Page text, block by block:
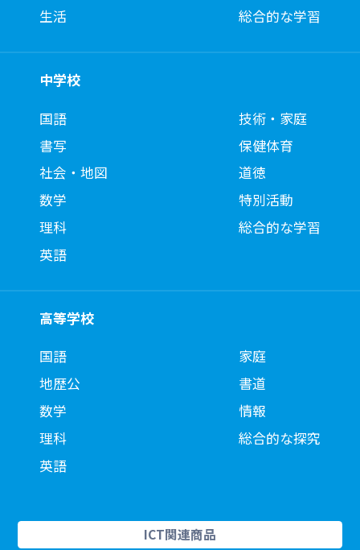
生活
総合的な学習
中学校
国語
書写
社会・地図
数学
理科
英語
技術・家庭
保健体育
道徳
特別活動
総合的な学習
高等学校
国語
地歴公
数学
理科
英語
家庭
書道
情報
総合的な探究
ICT関連商品